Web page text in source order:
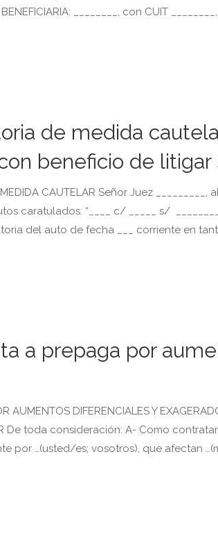
________, con CUIT ________,
de medida
beneficio de litigar
MEDIDA CAUTELAR Señor Juez
caratulados: “____ c/ _____ s/
del auto de fecha ___ corriente en
a prepaga por
AUMENTOS DIFERENCIALES Y
De toda consideración: A- Como
por …(usted/es; vosotros), que afectan